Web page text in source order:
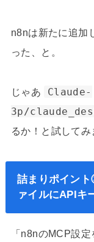
n8nは新たに追加
った、と。
じゃあ
Claude-
3p/
るか！と試してみ
詰まりポイン
ァイルにAPIキ
「n8nのMCP設